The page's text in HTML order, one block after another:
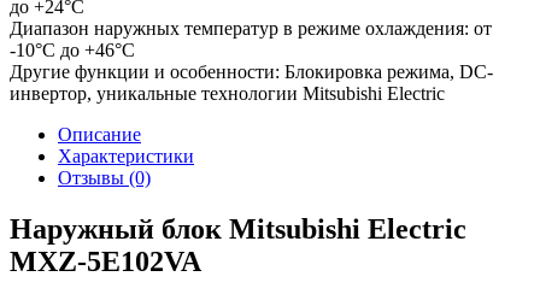
до +24°C
Диапазон наружных температур в режиме охлаждения: от
-10°С до +46°С
Другие функции и особенности: Блокировка режима, DC-
инвертор, уникальные технологии Mitsubishi Electric
Описание
Характеристики
Отзывы (0)
Наружный блок Mitsubishi Electric
MXZ-5E102VA